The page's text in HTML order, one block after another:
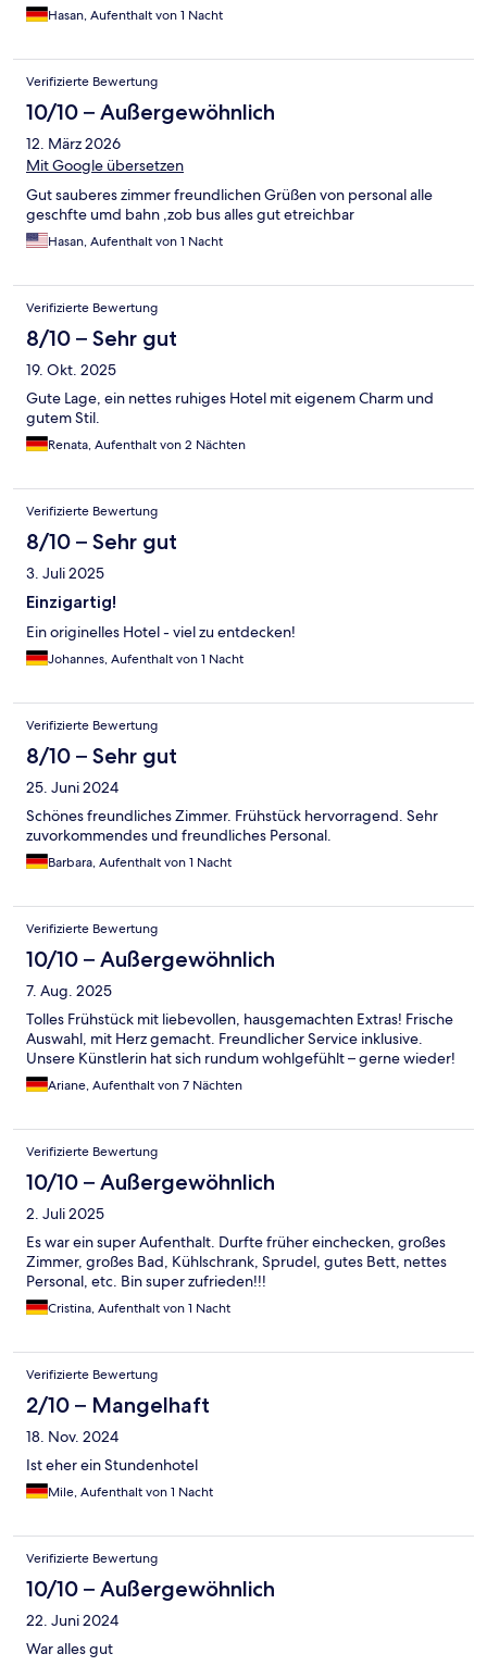
Hasan, Aufenthalt von 1 Nacht
Verifizierte Bewertung
10/10 – Außergewöhnlich
12. März 2026
Mit Google übersetzen
Gut sauberes zimmer freundlichen Grüßen von personal alle
geschfte umd bahn ,zob bus alles gut etreichbar
Hasan, Aufenthalt von 1 Nacht
Verifizierte Bewertung
8/10 – Sehr gut
19. Okt. 2025
Gute Lage, ein nettes ruhiges Hotel mit eigenem Charm und
gutem Stil.
Renata, Aufenthalt von 2 Nächten
Verifizierte Bewertung
8/10 – Sehr gut
3. Juli 2025
Einzigartig!
Ein originelles Hotel - viel zu entdecken!
Johannes, Aufenthalt von 1 Nacht
Verifizierte Bewertung
8/10 – Sehr gut
25. Juni 2024
Schönes freundliches Zimmer. Frühstück hervorragend. Sehr
zuvorkommendes und freundliches Personal.
Barbara, Aufenthalt von 1 Nacht
Verifizierte Bewertung
10/10 – Außergewöhnlich
7. Aug. 2025
Tolles Frühstück mit liebevollen, hausgemachten Extras! Frische
Auswahl, mit Herz gemacht. Freundlicher Service inklusive.
Unsere Künstlerin hat sich rundum wohlgefühlt – gerne wieder!
Ariane, Aufenthalt von 7 Nächten
Verifizierte Bewertung
10/10 – Außergewöhnlich
2. Juli 2025
Es war ein super Aufenthalt. Durfte früher einchecken, großes
Zimmer, großes Bad, Kühlschrank, Sprudel, gutes Bett, nettes
Personal, etc. Bin super zufrieden!!!
Cristina, Aufenthalt von 1 Nacht
Verifizierte Bewertung
2/10 – Mangelhaft
18. Nov. 2024
Ist eher ein Stundenhotel
Mile, Aufenthalt von 1 Nacht
Verifizierte Bewertung
10/10 – Außergewöhnlich
22. Juni 2024
War alles gut